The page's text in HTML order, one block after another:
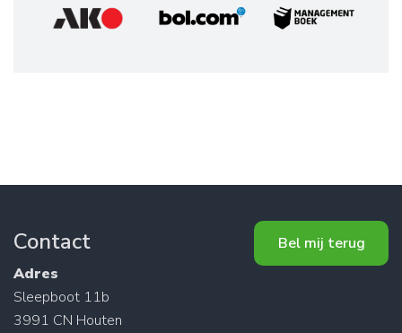
Contact
Adres
Sleepboot 11b
3991 CN Houten
Bel mij terug